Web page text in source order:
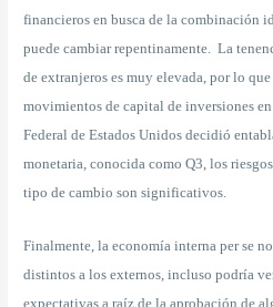
financieros en busca de la combinación
puede cambiar repentinamente. La
de extranjeros es muy elevada, por lo
movimientos de capital de inversiones
Federal de Estados Unidos decidió
monetaria, conocida como Q3, los
tipo de cambio son significativos.
Finalmente, la economía interna per se
distintos a los externos, incluso podría
expectativas a raíz de la aprobación de